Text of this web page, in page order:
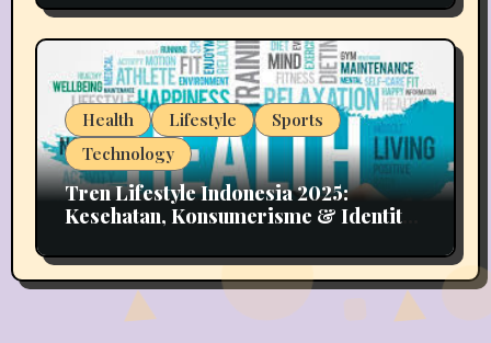
Health Lifestyle
Sports
Technology
Tren Lifestyle Indonesia 2025:
Kesehatan, Konsumerisme & Identitas